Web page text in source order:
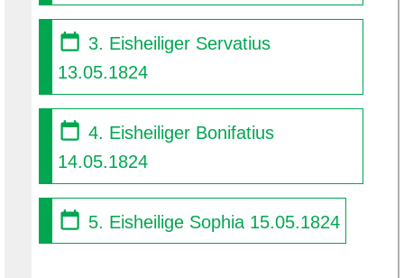
3. Eisheiliger Servatius
13.05.1824
4. Eisheiliger Bonifatius
14.05.1824
5. Eisheilige Sophia 15.05.1824